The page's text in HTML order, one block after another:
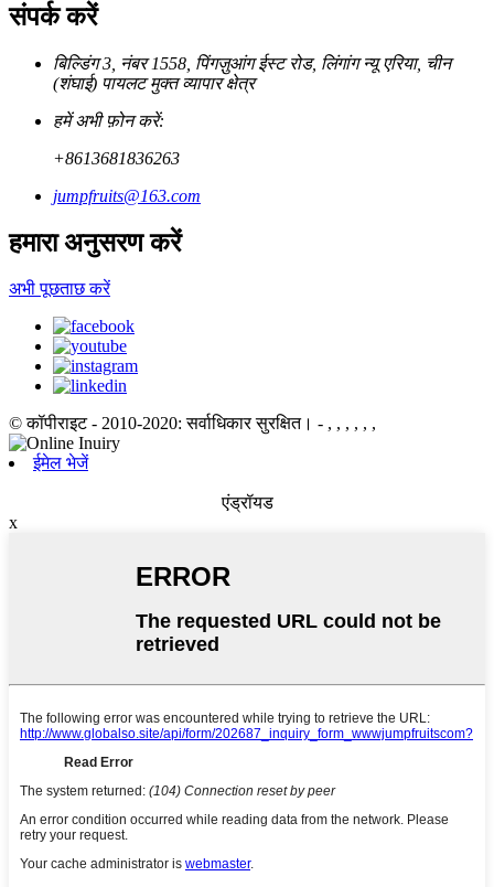
संपर्क करें
बिल्डिंग 3, नंबर 1558, पिंगज़ुआंग ईस्ट रोड, लिंगांग न्यू एरिया, चीन
(शंघाई) पायलट मुक्त व्यापार क्षेत्र
हमें अभी फ़ोन करें:
+8613681836263
jumpfruits@163.com
हमारा अनुसरण करें
अभी पूछताछ करें
© कॉपीराइट - 2010-2020: सर्वाधिकार सुरक्षित। - , , , , , ,
ईमेल भेजें
एंड्रॉयड
x